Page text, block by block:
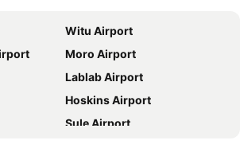
Witu Airport
Moro Airport
Lablab Airport
Hoskins Airport
Sule Airport